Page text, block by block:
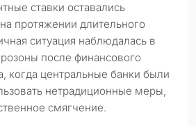
ставки оставались
протяжении длительного
ситуация наблюдалась в
после финансового
когда центральные банки были
нетрадиционные меры,
смягчение.